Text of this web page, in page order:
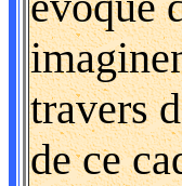
travers
de ce